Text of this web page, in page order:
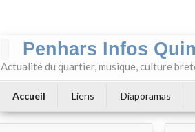
Penhars Infos
Actualité du quartier, musique, culture
Accueil Liens Diaporamas